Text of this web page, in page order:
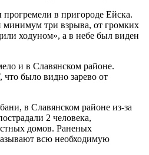
в пригороде Ейска.
три взрыва, от громких
ходуном», а в небе был виден
и в Славянском районе.
было видно зарево от
в Славянском районе из-за
2 человека,
домов. Раненых
всю необходимую